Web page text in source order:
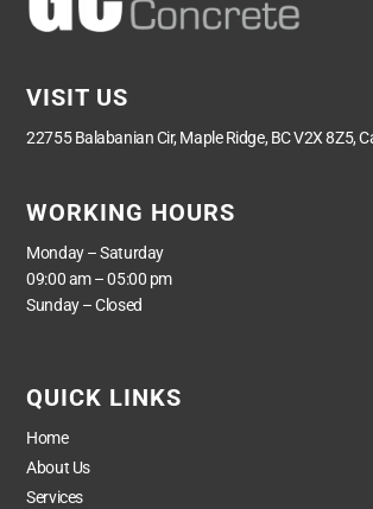
VISIT US
22755 Balabanian Cir, Maple Ridge, BC V2X 8Z5,
WORKING HOURS
Monday – Saturday
09:00 am – 05:00 pm
Sunday – Closed
QUICK LINKS
Home
About Us
Services